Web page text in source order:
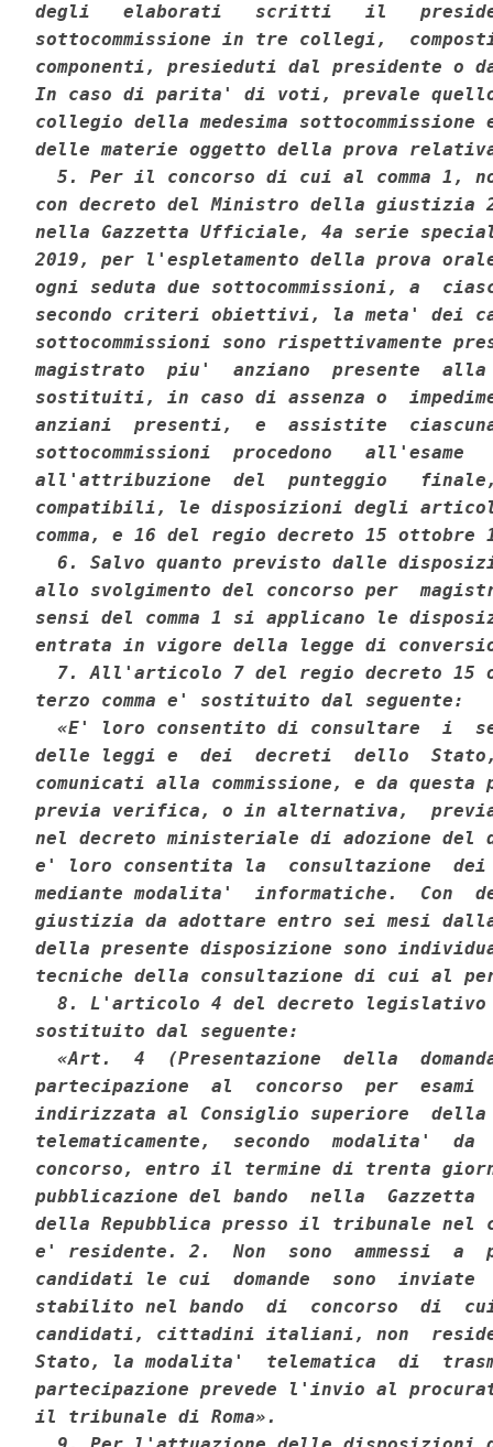
degli   elaborati   scritti   il
sottocommissione in tre collegi,
componenti, presieduti dal presidente o
In caso di parita' di voti, prevale
collegio della medesima
delle materie oggetto della prova
5. Per il concorso di cui al comma 1,
con decreto del Ministro della giustizia
nella Gazzetta Ufficiale, 4a serie
2019, per l'espletamento della prova
ogni seduta due sottocommissioni, a
secondo criteri obiettivi, la meta' dei
sottocommissioni sono rispettivamente
magistrato  piu'  anziano  presente
sostituiti, in caso di assenza o
anziani  presenti,  e  assistite
sottocommissioni  procedono
all'attribuzione  del  punteggio
compatibili, le disposizioni degli
comma, e 16 del regio decreto 15
6. Salvo quanto previsto dalle
allo svolgimento del concorso per
sensi del comma 1 si applicano le
entrata in vigore della legge di
7. All'articolo 7 del regio decreto 15
terzo comma e' sostituito dal seguente:
«E' loro consentito di consultare  i
delle leggi e  dei  decreti  dello  Stato,
comunicati alla commissione, e da
previa verifica, o in alternativa,  previa
nel decreto ministeriale di adozione
e' loro consentita la  consultazione
mediante modalita'  informatiche.  Con
giustizia da adottare entro sei mesi
della presente disposizione sono
tecniche della consultazione di cui al
8. L'articolo 4 del decreto
sostituito dal seguente:
«Art.  4  (Presentazione  della
partecipazione  al  concorso  per
indirizzata al Consiglio superiore
telematicamente,  secondo  modalita'
concorso, entro il termine di trenta
pubblicazione del bando  nella
della Repubblica presso il tribunale nel
e' residente. 2.  Non  sono  ammessi  a
candidati le cui  domande  sono
stabilito nel bando  di  concorso  di
candidati, cittadini italiani, non
Stato, la modalita'  telematica  di
partecipazione prevede l'invio al
il tribunale di Roma».